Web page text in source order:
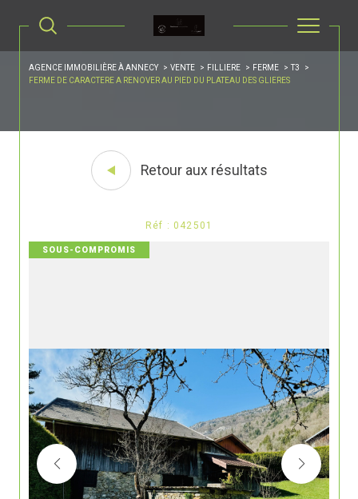
AGENCE IMMOBILIÈRE À ANNECY VENTE FILLIERE FERME
T3
FERME DE CARACTERE A RENOVER AU PIED DU PLATEAU DES GLIERES
Retour aux résultats
Réf : 042501
SOUS-COMPROMIS